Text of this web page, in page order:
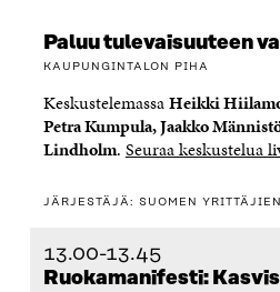
Paluu tulevaisuuteen
KAUPUNGINTALON PIHA
KeskustelemassaHeikki
Petra Kumpula, Jaakko
Lindholm. Seuraa keskustelua
JÄRJESTÄJÄ: SUOMEN
13.00-13.45
Ruokamanifesti: